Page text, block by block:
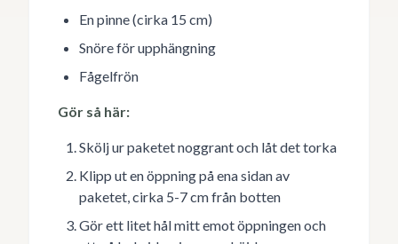
En pinne (cirka 15 cm)
Snöre för upphängning
Fågelfrön
Gör så här:
Skölj ur paketet noggrant och låt det torka
Klipp ut en öppning på ena sidan av
paketet, cirka 5-7 cm från botten
Gör ett litet hål mitt emot öppningen och